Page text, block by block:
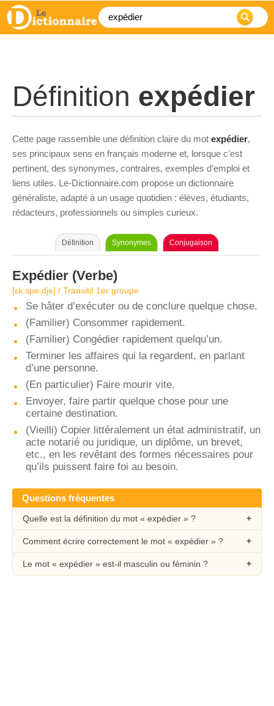
Définition expédier
Cette page rassemble une définition claire du mot expédier,
ses principaux sens en français moderne et, lorsque c’est
pertinent, des synonymes, contraires, exemples d’emploi et
liens utiles. Le-Dictionnaire.com propose un dictionnaire
généraliste, adapté à un usage quotidien : élèves, étudiants,
rédacteurs, professionnels ou simples curieux.
Définition Synonymes Conjugaison
Expédier (Verbe)
[ɛk.spe.dje] / Transitif 1er groupe
Se hâter d’exécuter ou de conclure quelque chose.
(Familier) Consommer rapidement.
(Familier) Congédier rapidement quelqu’un.
Terminer les affaires qui la regardent, en parlant
d’une personne.
(En particulier) Faire mourir vite.
Envoyer, faire partir quelque chose pour une
certaine destination.
(Vieilli) Copier littéralement un état administratif, un
acte notarié ou juridique, un diplôme, un brevet,
etc., en les revêtant des formes nécessaires pour
qu’ils puissent faire foi au besoin.
Questions fréquentes
Quelle est la définition du mot « expédier » ?
Comment écrire correctement le mot « expédier » ?
Le mot « expédier » est-il masculin ou féminin ?